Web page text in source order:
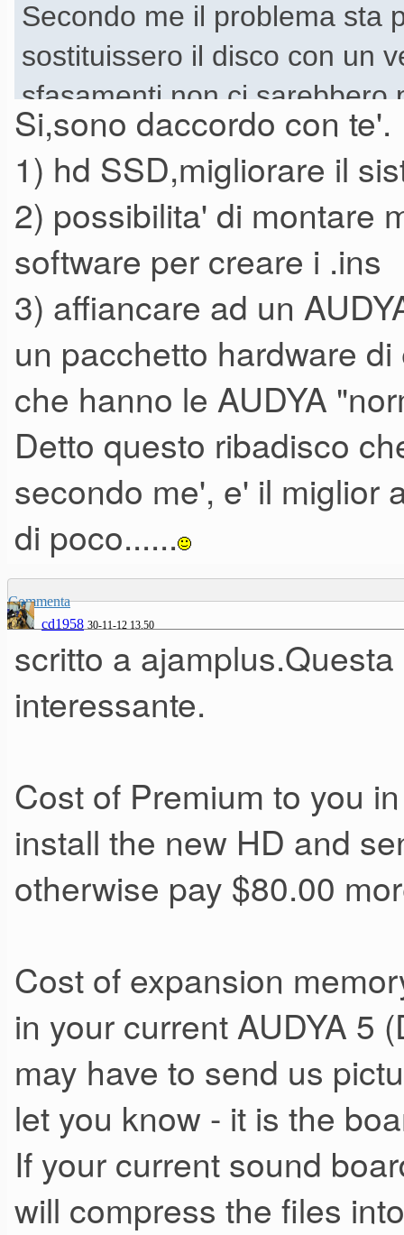
Secondo me il problema sta
sostituissero il disco con un
sfasamenti non ci sarebbero
un hardware già molto
peccato perchè alla base
Evidenziai già anni fa
me che ho un orecchio
sentire questi loops che tra
letteralmente staccano.
Sinceramente confido in un
player negli styles in modo
sovrappongono.
Guardando alla
stesso percorso inizialmente
s950).
L'hanno venturo dovrebbe
punto di forza dovrebbe
bordo
Lino
Si,sono daccordo con te'.
1) hd SSD,migliorare il
2) possibilita' di montare
software per creare i .ins
3) affiancare ad un
un pacchetto hardware
che hanno le AUDYA
Detto questo ribadisco
secondo me', e' il miglior
di poco......
Commenta
cd1958 30-11-12 13.50
scritto a
interessante.
Cost of Premium to you
install the new HD and
otherwise pay $80.00
Cost of expansion
in your current AUDYA 5
may have to send us
let you know - it is the
If your current sound
will compress the files